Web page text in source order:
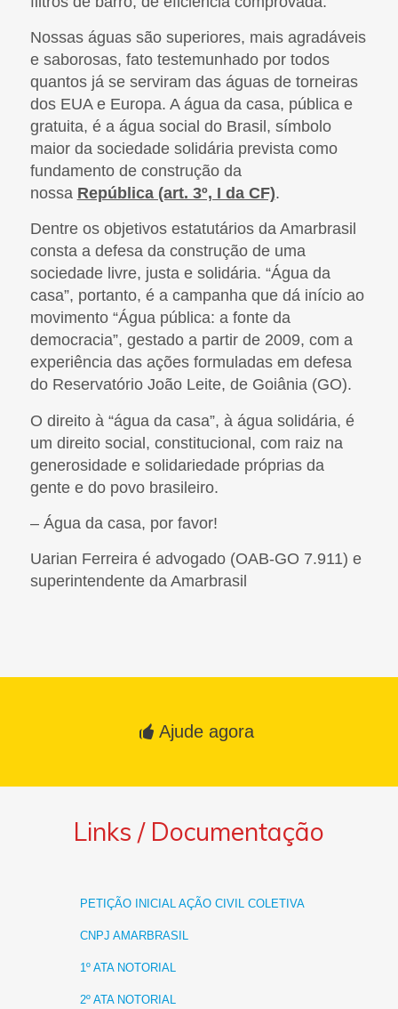
Nossas águas são superiores, mais agradáveis
e saborosas, fato testemunhado por todos
quantos já se serviram das águas de torneiras
dos EUA e Europa. A água da casa, pública e
gratuita, é a água social do Brasil, símbolo
maior da sociedade solidária prevista como
fundamento de construção da
nossa República (art. 3º, I da CF).
Dentre os objetivos estatutários da Amarbrasil
consta a defesa da construção de uma
sociedade livre, justa e solidária. “Água da
casa”, portanto, é a campanha que dá início ao
movimento “Água pública: a fonte da
democracia”, gestado a partir de 2009, com a
experiência das ações formuladas em defesa
do Reservatório João Leite, de Goiânia (GO).
O direito à “água da casa”, à água solidária, é
um direito social, constitucional, com raiz na
generosidade e solidariedade próprias da
gente e do povo brasileiro.
– Água da casa, por favor!
Uarian Ferreira é advogado (OAB-GO 7.911) e
superintendente da Amarbrasil
Ajude agora
Links / Documentação
PETIÇÃO INICIAL AÇÃO CIVIL COLETIVA
CNPJ AMARBRASIL
1º ATA NOTORIAL
2º ATA NOTORIAL